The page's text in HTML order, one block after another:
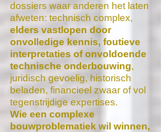
dossiers waar anderen het laten
afweten: technisch complex,
elders vastlopen door
onvolledige kennis, foutieve
interpretaties of onvoldoende
technische onderbouwing,
juridisch gevoelig, historisch
beladen, financieel zwaar of vol
tegenstrijdige expertises.
Wie een complexe
bouwproblematiek wil winnen,